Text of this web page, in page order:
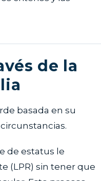
de la
basada en su
de estatus le
(LPR) sin tener que